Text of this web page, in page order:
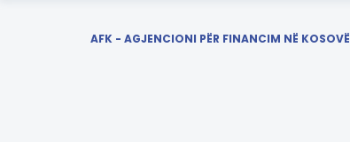
AFK - AGJENCIONI PËR FINANCIM NË KOSOVË